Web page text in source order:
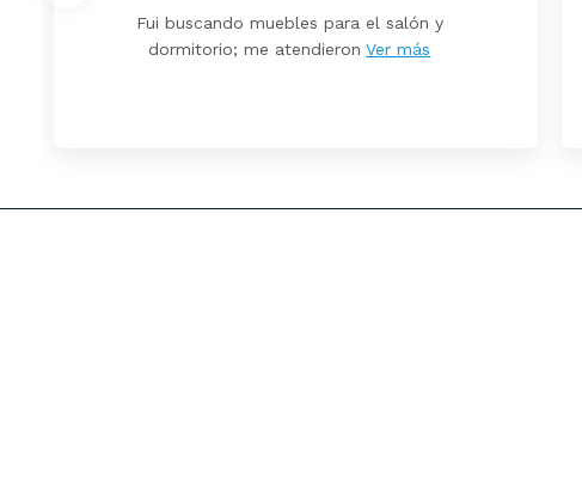
Fui buscando muebles para el salón y
dormitorio; me atendieron Ver más